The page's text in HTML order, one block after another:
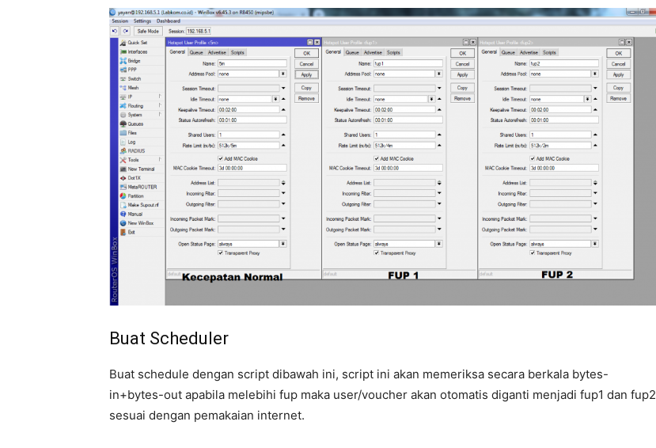
Buat Scheduler
Buat schedule dengan script dibawah ini, script ini akan memeriksa secara berkala bytes-
in+bytes-out apabila melebihi fup maka user/voucher akan otomatis diganti menjadi fup1 dan fup2
sesuai dengan pemakaian internet.